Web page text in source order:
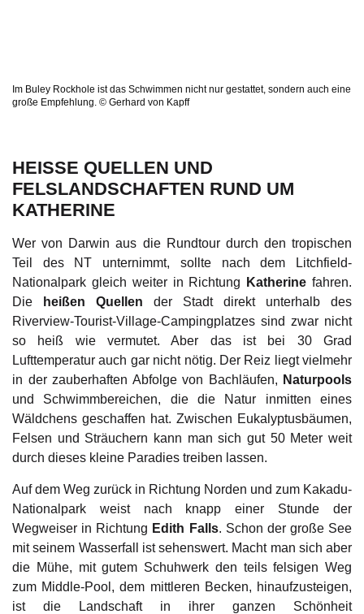
Im Buley Rockhole ist das Schwimmen nicht nur gestattet, sondern auch eine
große Empfehlung. © Gerhard von Kapff
HEISSE QUELLEN UND F
ELSLANDSCHAFTEN RUND UM K
ATHERINE
Wer von Darwin aus die Rundtour durch den tropischen
Teil des NT unternimmt, sollte nach dem Litchfield-
Nationalpark gleich weiter in Richtung
Katherine fahren.
Die
heißen Quellen der Stadt direkt unterhalb des
Riverview-Tourist-Village-Campingplatzes sind zwar nicht
so heiß wie vermutet. Aber das ist bei 30 Grad
Lufttemperatur auch gar nicht nötig. Der Reiz liegt vielmehr
in der zauberhaften Abfolge von Bachläufen, Naturpools
und Schwimmbereichen, die die Natur inmitten eines
Wäldchens geschaffen hat. Zwischen Eukalyptusbäumen,
Felsen und Sträuchern kann man sich gut 50 Meter weit
durch dieses kleine Paradies treiben lassen.
Auf dem Weg zurück in Richtung Norden und zum Kakadu-
Nationalpark weist nach knapp einer Stunde der
Wegweiser in Richtung Edith Falls. Schon der große See
mit seinem Wasserfall ist sehenswert. Macht man sich aber
die Mühe, mit gutem Schuhwerk den teils felsigen Weg
zum Middle-Pool, dem mittleren Becken, hinaufzusteigen,
ist die Landschaft in ihrer ganzen Schönheit